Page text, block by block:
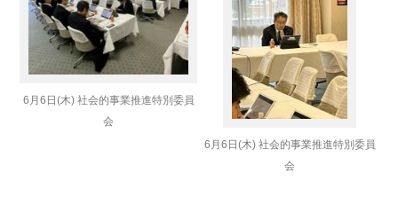
6月6日(木) 社会的事業推進特別委員
会
6月6日(木) 社会的事業推進特別委員
会